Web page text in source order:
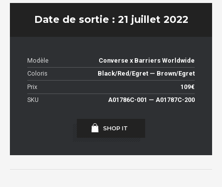
Date de sortie : 21 juillet 2022
Modèle
Converse x Barriers Worldwide
Coloris
Black/Red/Egret — Brown/Egret
Prix
109€
SKU
A01786C-001 — A01787C-200
SHOP IT